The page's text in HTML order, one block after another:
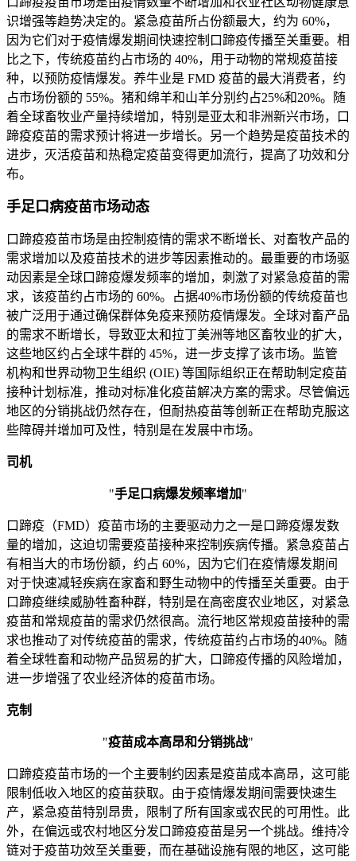
识增强等趋势决定的。紧急疫苗所占份额最大，约为 60%，
因为它们对于疫情爆发期间快速控制口蹄疫传播至关重要。相
比之下，传统疫苗约占市场的 40%，用于动物的常规疫苗接
种，以预防疫情爆发。养牛业是 FMD 疫苗的最大消费者，约
占市场份额的 55%。猪和绵羊和山羊分别约占25%和20%。随
着全球畜牧业产量持续增加，特别是亚太和非洲新兴市场，口
蹄疫疫苗的需求预计将进一步增长。另一个趋势是疫苗技术的
进步，灭活疫苗和热稳定疫苗变得更加流行，提高了功效和分
布。
手足口病疫苗市场动态
口蹄疫疫苗市场是由控制疫情的需求不断增长、对畜牧产品的
需求增加以及疫苗技术的进步等因素推动的。最重要的市场驱
动因素是全球口蹄疫爆发频率的增加，刺激了对紧急疫苗的需
求，该疫苗约占市场的 60%。占据40%市场份额的传统疫苗也
被广泛用于通过确保群体免疫来预防疫情爆发。全球对畜产品
的需求不断增长，导致亚太和拉丁美洲等地区畜牧业的扩大，
这些地区约占全球牛群的 45%，进一步支撑了该市场。监管
机构和世界动物卫生组织 (OIE) 等国际组织正在帮助制定疫苗
接种计划标准，推动对标准化疫苗解决方案的需求。尽管偏远
地区的分销挑战仍然存在，但耐热疫苗等创新正在帮助克服这
些障碍并增加可及性，特别是在发展中市场。
司机
"手足口病爆发频率增加"
口蹄疫（FMD）疫苗市场的主要驱动力之一是口蹄疫爆发数
量的增加，这迫切需要疫苗接种来控制疾病传播。紧急疫苗占
有相当大的市场份额，约占 60%，因为它们在疫情爆发期间
对于快速减轻疾病在家畜和野生动物中的传播至关重要。由于
口蹄疫继续威胁牲畜种群，特别是在高密度农业地区，对紧急
疫苗和常规疫苗的需求仍然很高。流行地区常规疫苗接种的需
求也推动了对传统疫苗的需求，传统疫苗约占市场的40%。随
着全球牲畜和动物产品贸易的扩大，口蹄疫传播的风险增加，
进一步增强了农业经济体的疫苗市场。
克制
"疫苗成本高昂和分销挑战"
口蹄疫疫苗市场的一个主要制约因素是疫苗成本高昂，这可能
限制低收入地区的疫苗获取。由于疫情爆发期间需要快速生
产，紧急疫苗特别昂贵，限制了所有国家或农民的可用性。此
外，在偏远或农村地区分发口蹄疫疫苗是另一个挑战。维持冷
链对于疫苗功效至关重要，而在基础设施有限的地区，这可能